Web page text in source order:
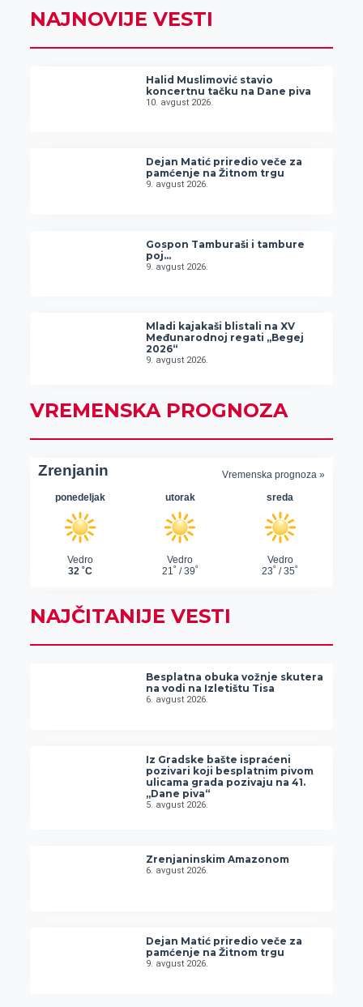
NAJNOVIJE VESTI
Halid Muslimović stavio
koncertnu tačku na Dane piva
10. avgust 2026.
Dejan Matić priredio veče za
pamćenje na Žitnom trgu
9. avgust 2026.
Gospon Tamburaši i tambure
poj…
9. avgust 2026.
Mladi kajakaši blistali na XV
Međunarodnoj regati „Begej
2026“
9. avgust 2026.
VREMENSKA PROGNOZA
NAJČITANIJE VESTI
Besplatna obuka vožnje skutera
na vodi na Izletištu Tisa
6. avgust 2026.
Iz Gradske bašte ispraćeni
pozivari koji besplatnim pivom
ulicama grada pozivaju na 41.
„Dane piva“
5. avgust 2026.
Zrenjaninskim Amazonom
6. avgust 2026.
Dejan Matić priredio veče za
pamćenje na Žitnom trgu
9. avgust 2026.